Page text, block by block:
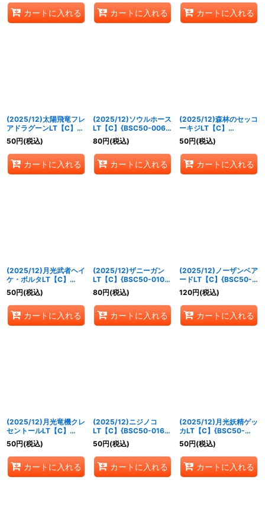
カートに入れる カートに入れる カートに入れる
(2025/12)太陽飛竜フレ
アドラグーンLT【C】
{BSC50-004}《赤》
50円(税込)
カートに入れる
(2025/12)ソウルホース
LT【C】{BSC50-006}
《紫》
80円(税込)
カートに入れる
(2025/12)森林のセッコ
ーキジLT【C】
{BSC50-007}《緑》
50円(税込)
カートに入れる
(2025/12)月光武者ヘイ
ケ・ボルタLT【C】
{BSC50-008}《緑》
50円(税込)
カートに入れる
(2025/12)ザニーガン
LT【C】{BSC50-010}
《白》
80円(税込)
カートに入れる
(2025/12)ノーザンベア
ードLT【C】{BSC50-
012}《白》
120円(税込)
カートに入れる
(2025/12)月光竜機クレ
セントールLT【C】
{BSC50-014}《白》
50円(税込)
カートに入れる
(2025/12)ニジノコ
LT【C】{BSC50-016}
《黄》
50円(税込)
カートに入れる
(2025/12)月光妖精ゲッ
カLT【C】{BSC50-
017}《黄》
50円(税込)
カートに入れる